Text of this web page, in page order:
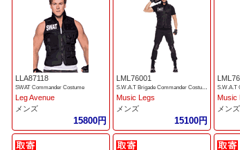
LLA87118
SWAT Commander Costume
Leg Avenue
メンズ
15800円
LML76001
Music Legs
メンズ
15100円
S.W.A.T
Music
メンズ